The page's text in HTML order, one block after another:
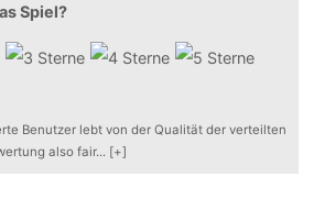
Spiel?
Benutzer lebt von der Qualität der verteilten
also fair... [+]